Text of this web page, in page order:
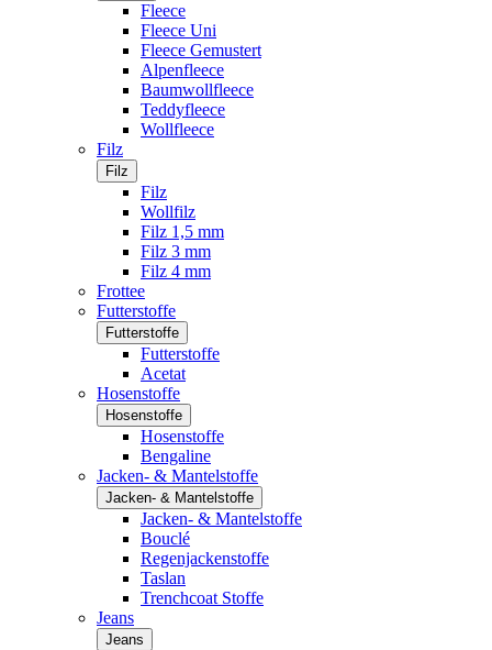
Fleece
Fleece Uni
Fleece Gemustert
Alpenfleece
Baumwollfleece
Teddyfleece
Wollfleece
Filz
Filz
Filz
Wollfilz
Filz 1,5 mm
Filz 3 mm
Filz 4 mm
Frottee
Futterstoffe
Futterstoffe
Futterstoffe
Acetat
Hosenstoffe
Hosenstoffe
Hosenstoffe
Bengaline
Jacken- & Mantelstoffe
Jacken- & Mantelstoffe
Jacken- & Mantelstoffe
Bouclé
Regenjackenstoffe
Taslan
Trenchcoat Stoffe
Jeans
Jeans